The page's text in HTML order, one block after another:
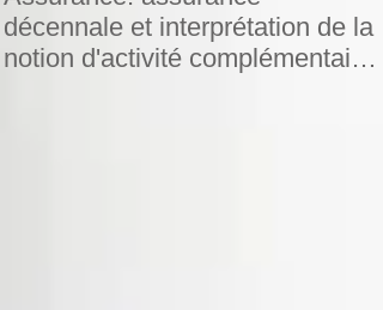
décennale et interprétation de la
notion d'activité complémentaire